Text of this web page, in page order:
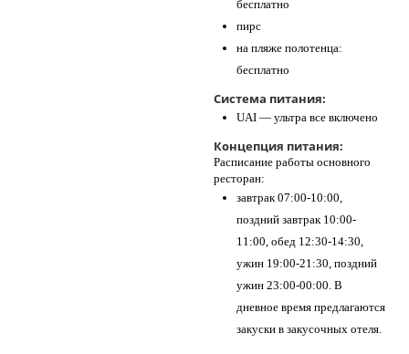
бесплатно
пирс
на пляже полотенца:
бесплатно
Система питания:
UAI — ультра все включено
Концепция питания:
Расписание работы основного
ресторан:
завтрак 07:00-10:00,
поздний завтрак 10:00-
11:00, обед 12:30-14:30,
ужин 19:00-21:30, поздний
ужин 23:00-00:00. В
дневное время предлагаются
закуски в закусочных отеля.